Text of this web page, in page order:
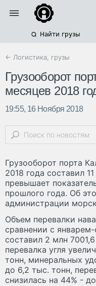
Найти грузы
← Логистика, грузы
Грузооборот
месяцев 2018
19:55, 16 Ноября 2018
Грузооборот порта
2018 года составил
превышает
прошлого года. Об
администрации
Объем перевалки
сравнении с
составил 2 млн
перевалка угля
тонн, минеральных
до 6,2 тыс. тонн,
снизилась на 44% -